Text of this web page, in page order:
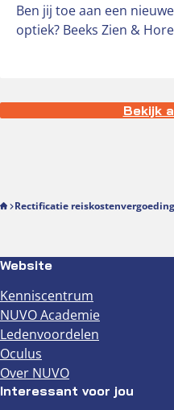
Ben jij toe aan een
optiek? Beeks Zien &
Bekijk
Rectificatie reiskostenvergoeding
Website
Kenniscentrum
NUVO Academie
Ledenvoordelen
Oculus
Over NUVO
Interessant voor jou